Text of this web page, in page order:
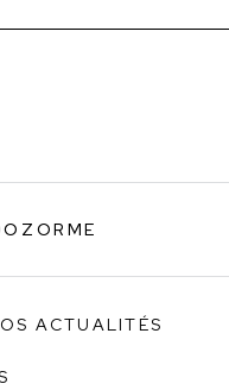
ACTUALITÉS